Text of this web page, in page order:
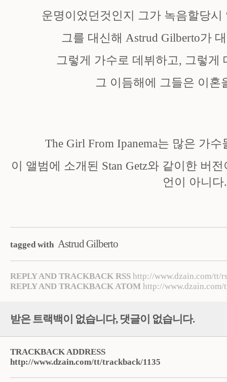
운명이었던것인지 그가 녹음할당
그를 대신해 Astrud Gilberto가
그렇게 가수로 데뷔하고, 그렇게
그 이듬해에 그들은 이혼
The Girl From Ipanema는 많은 가
이 앨범에 소개된 Stan Getz와 같이한 버
언이 아니다.
tagged with Astrud Gilberto
REPLY AND TRACKBACK RSS http://www.dzain.com/tt/
REPLY AND TRACKBACK ATOM http://www.dzain.com/
받은 트랙백이 없습니다, 댓글이 없습니다.
TRACKBACK ADDRESS
http://www.dzain.com/tt/trackback/1135